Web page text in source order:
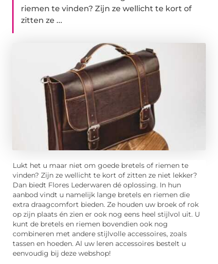
riemen te vinden? Zijn ze wellicht te kort of
zitten ze ...
Lukt het u maar niet om goede bretels of riemen te
vinden? Zijn ze wellicht te kort of zitten ze niet lekker?
Dan biedt Flores Lederwaren dé oplossing. In hun
aanbod vindt u namelijk lange bretels en riemen die
extra draagcomfort bieden. Ze houden uw broek of rok
op zijn plaats én zien er ook nog eens heel stijlvol uit. U
kunt de bretels en riemen bovendien ook nog
combineren met andere stijlvolle accessoires, zoals
tassen en hoeden. Al uw leren accessoires bestelt u
eenvoudig bij deze webshop!